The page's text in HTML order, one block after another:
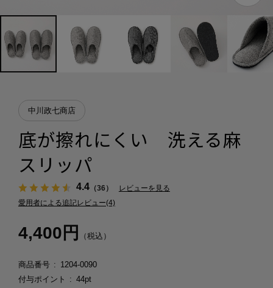
中川政七商店
底が擦れにくい 洗える麻
スリッパ
4.4（36）
レビューを見る
愛用者による追記レビュー(4)
4,400円 （税込）
商品番号
1204-0090
付与ポイント
44pt